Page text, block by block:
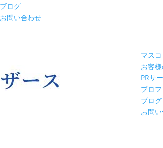
ブログ
お問い合わせ
マス
お客
PRサ
プロ
ブログ
お問